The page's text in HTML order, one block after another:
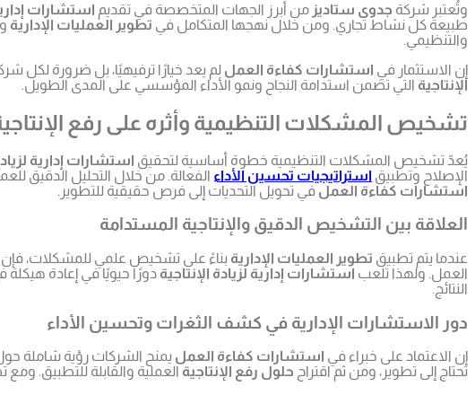
وتُعتبر شركة جدوى ستاديز من أبرز الجهات المتخصصة في تقديم استشارات
طبيعة كل نشاط تجاري. ومن خلال نهجها المتكامل في تطوير العمليات الإدارية
والتنظيمي.
إن الاستثمار في استشارات كفاءة العمل لم يعد خيارًا ترفيهيًا، بل ضرورة
الإنتاجية التي تضمن استدامة النجاح ونمو الأداء المؤسسي على المدى الطويل.
تشخيص المشكلات التنظيمية وأثره على رفع
يُعدّ تشخيص المشكلات التنظيمية خطوة أساسية لتحقيق استشارات إدارية
الإصلاح وتطبيق استراتيجيات تحسين الأداء الفعالة. من خلال التحليل الدقيق
استشارات كفاءة العمل في تحويل التحديات إلى فرص حقيقية للتطوير.
العلاقة بين التشخيص الدقيق والإنتاجية المستدامة
عندما يتم تطبيق تطوير العمليات الإدارية بناءً على تشخيص علمي للمشكلات، فإن
العمل. ولهذا تلعب استشارات إدارية لزيادة الإنتاجية دورًا حيويًا في إعادة هيكلة
النتائج.
دور الاستشارات الإدارية في كشف الثغرات وتحسين الأداء
إن الاعتماد على خبراء في استشارات كفاءة العمل يمنح الشركات رؤية شاملة
تحتاج إلى تطوير، ومن ثم اقتراح حلول رفع الإنتاجية العملية والقابلة للتطبيق.